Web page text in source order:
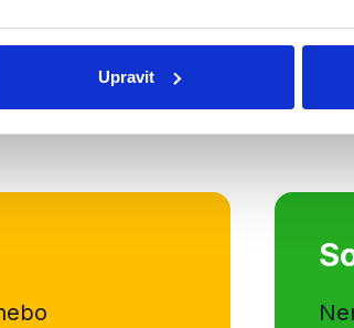
Upravit
v duchu zastávání se kroků
politiky. Diskutováno bylo